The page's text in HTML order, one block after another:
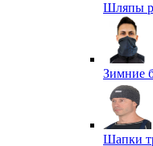
Шляпы
Зимние
Шапки